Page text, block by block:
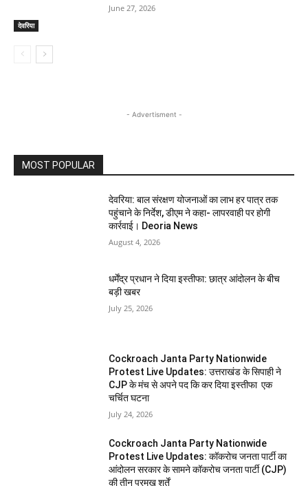
देवरिया
June 27, 2026
- Advertisment -
MOST POPULAR
देवरिया: बाल संरक्षण योजनाओं का लाभ हर पात्र तक
पहुंचाने के निर्देश, डीएम ने कहा- लापरवाही पर होगी
कार्रवाई। Deoria News
August 4, 2026
धर्मेंद्र प्रधान ने दिया इस्तीफा: छात्र आंदोलन के बीच
बड़ी खबर
July 25, 2026
Cockroach Janta Party Nationwide
Protest Live Updates: उत्तराखंड के सिपाही ने
CJP के मंच से अपने पद कि कर दिया इस्तीफा एक
चर्चित घटना
July 24, 2026
Cockroach Janta Party Nationwide
Protest Live Updates: कॉकरोच जनता पार्टी का
आंदोलन सरकार के सामने कॉकरोच जनता पार्टी (CJP)
की तीन प्रमुख शर्तें